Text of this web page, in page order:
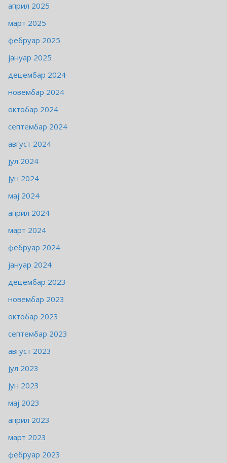
април 2025
март 2025
фебруар 2025
јануар 2025
децембар 2024
новембар 2024
октобар 2024
септембар 2024
август 2024
јул 2024
јун 2024
мај 2024
април 2024
март 2024
фебруар 2024
јануар 2024
децембар 2023
новембар 2023
октобар 2023
септембар 2023
август 2023
јул 2023
јун 2023
мај 2023
април 2023
март 2023
фебруар 2023